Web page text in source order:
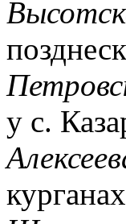
у с.